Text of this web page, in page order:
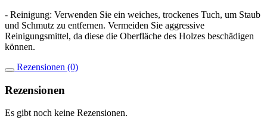
- Reinigung: Verwenden Sie ein weiches, trockenes Tuch, um Staub
und Schmutz zu entfernen. Vermeiden Sie aggressive
Reinigungsmittel, da diese die Oberfläche des Holzes beschädigen
können.
Rezensionen (0)
Rezensionen
Es gibt noch keine Rezensionen.